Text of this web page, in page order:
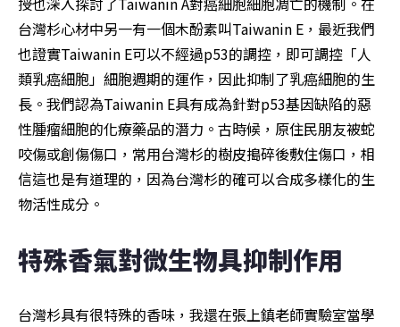
台灣杉心材中另一有一個木酚素叫Taiwanin E，最近我們
也證實Taiwanin E可以不經過p53的調控，即可調控「人
類乳癌細胞」細胞週期的運作，因此抑制了乳癌細胞的生
長。我們認為Taiwanin E具有成為針對p53基因缺陷的惡
性腫瘤細胞的化療藥品的潛力。古時候，原住民朋友被蛇
咬傷或創傷傷口，常用台灣杉的樹皮搗碎後敷住傷口，相
信這也是有道理的，因為台灣杉的確可以合成多樣化的生
物活性成分。
特殊香氣對微生物具抑制作用
台灣杉具有很特殊的香味，我還在張上鎮老師實驗室當學